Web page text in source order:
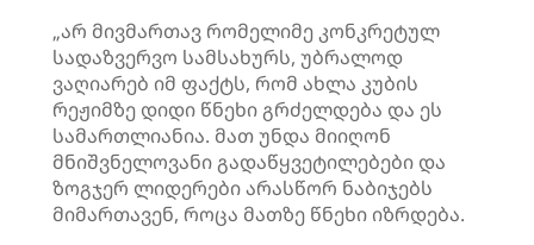
„არ მივმართავ რომელიმე კონკრეტულ
სადაზვერვო სამსახურს, უბრალოდ
ვაღიარებ იმ ფაქტს, რომ ახლა კუბის
რეჟიმზე დიდი წნეხი გრძელდება და ეს
სამართლიანია. მათ უნდა მიიღონ
მნიშვნელოვანი გადაწყვეტილებები და
ზოგჯერ ლიდერები არასწორ ნაბიჯებს
მიმართავენ, როცა მათზე წნეხი იზრდება.